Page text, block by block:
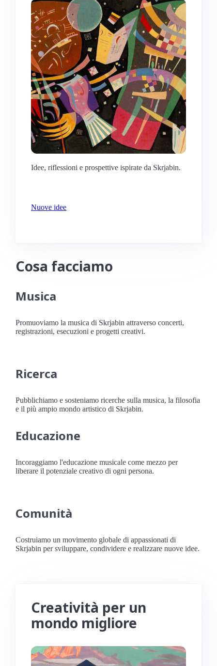
Idee, riflessioni e prospettive ispirate da Skrjabin.
Nuove idee
Cosa facciamo
Musica
Promuoviamo la musica di Skrjabin attraverso concerti,
registrazioni, esecuzioni e progetti creativi.
Ricerca
Pubblichiamo e sosteniamo ricerche sulla musica, la filosofia
e il più ampio mondo artistico di Skrjabin.
Educazione
Incoraggiamo l'educazione musicale come mezzo per
liberare il potenziale creativo di ogni persona.
Comunità
Costruiamo un movimento globale di appassionati di
Skrjabin per sviluppare, condividere e realizzare nuove idee.
Creatività per un
mondo migliore